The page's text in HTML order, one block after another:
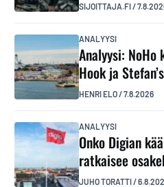
SIJOITTAJA.FI/
ANALYYSI
Analyysi:
Hook ja
HENRI ELO/7.8.2026
ANALYYSI
Onko Digian
ratkaisee
JUHO TORATTI/